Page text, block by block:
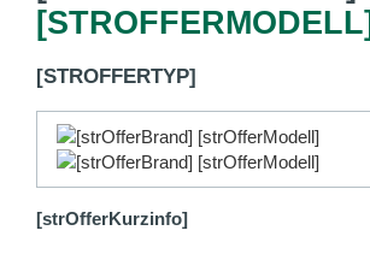
[STROFFERMODELL]
[STROFFERTYP]
[strOfferKurzinfo]